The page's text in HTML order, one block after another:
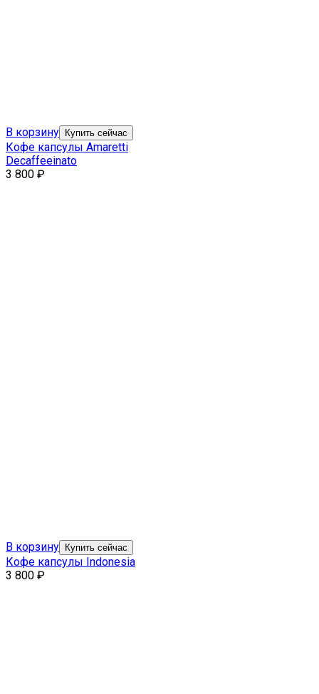
В корзину Купить сейчас
Кофе капсулы Amaretti
Decaffeeinato
3 800 ₽
В корзину Купить сейчас
Кофе капсулы Indonesia
3 800 ₽